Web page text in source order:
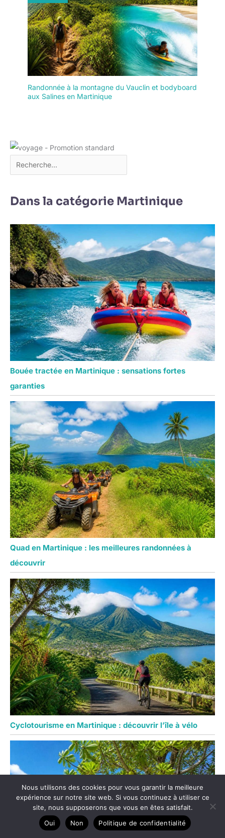
Randonnée à la montagne du Vauclin et bodyboard
aux Salines en Martinique
Dans la catégorie Martinique
Bouée tractée en Martinique : sensations fortes
garanties
Quad en Martinique : les meilleures randonnées à
découvrir
Cyclotourisme en Martinique : découvrir l’île à vélo
Nous utilisons des cookies pour vous garantir la meilleure
expérience sur notre site web. Si vous continuez à utiliser ce
site, nous supposerons que vous en êtes satisfait.
Oui
Non Politique de confidentialité